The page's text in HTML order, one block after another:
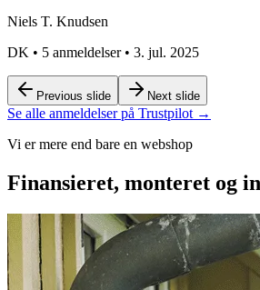
Niels T. Knudsen
DK • 5 anmeldelser• 3. jul. 2025
Previous slide Next slide
Se alle anmeldelser på Trustpilot →
Vi er mere end bare en webshop
Finansieret, monteret og